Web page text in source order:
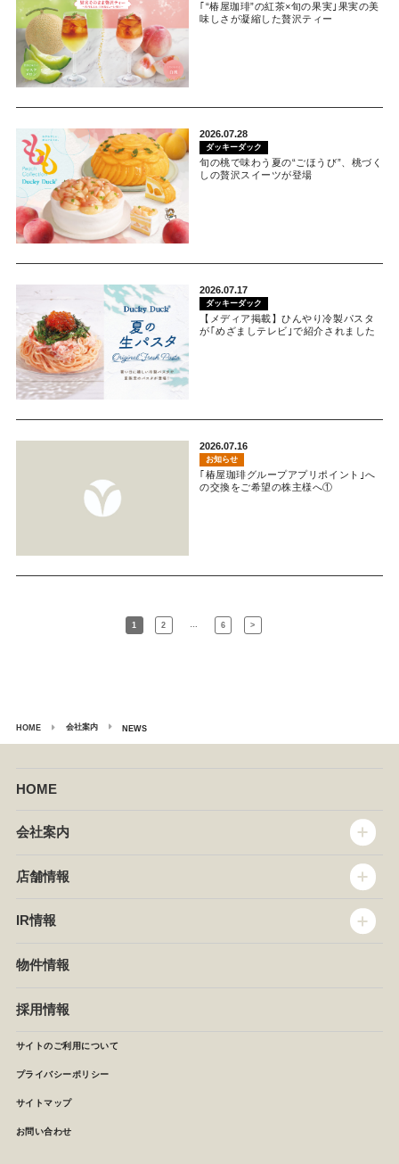
｢“椿屋珈琲”の紅茶×旬の果実｣果実の美
味しさが凝縮した贅沢ティー
2026.07.28
ダッキーダック
旬の桃で味わう夏の“ごほうび”、桃づく
しの贅沢スイーツが登場
2026.07.17
ダッキーダック
【メディア掲載】ひんやり冷製パスタ
が｢めざましテレビ｣で紹介されました
2026.07.16
お知らせ
｢椿屋珈琲グループアプリポイント｣へ
の交換をご希望の株主様へ①
1 2 … 6 >
HOME 会社案内 NEWS
HOME
会社案内
企業情報
セントラルキッチン
NEWS
店舗情報
椿屋珈琲
イタリアンダイニングDONA
店舗検索
IR情報
IRニュース
月次報告
決算短信
株主の皆様へ
よくあるご質問 (株主優待制度)
物件情報
採用情報
サイトのご利用について
プライバシーポリシー
サイトマップ
お問い合わせ